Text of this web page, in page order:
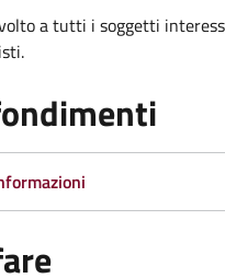
a tutti i soggetti